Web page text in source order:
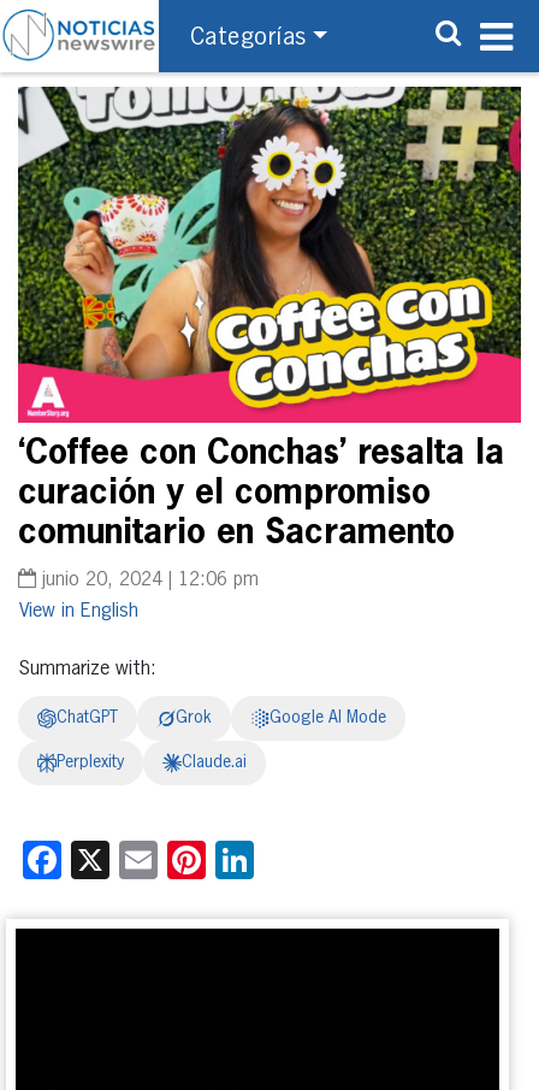
Categorías
‘Coffee con Conchas’ resalta la
curación y el compromiso
comunitario en Sacramento
junio 20, 2024 | 12:06 pm
English
Summarize with:
ChatGPT Grok Google AI Mode
Perplexity Claude.ai
Facebook
X EmailPinterest